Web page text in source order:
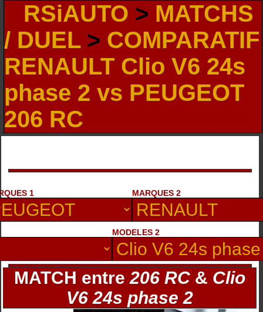
RSiAUTO > MATCHS
/ DUEL> COMPARATIF
RENAULT Clio V6 24s
phase 2 vs PEUGEOT
206 RC
1 MARQUES 2
MODELES 2
MATCH entre206 RC & Clio
V6 24s phase 2